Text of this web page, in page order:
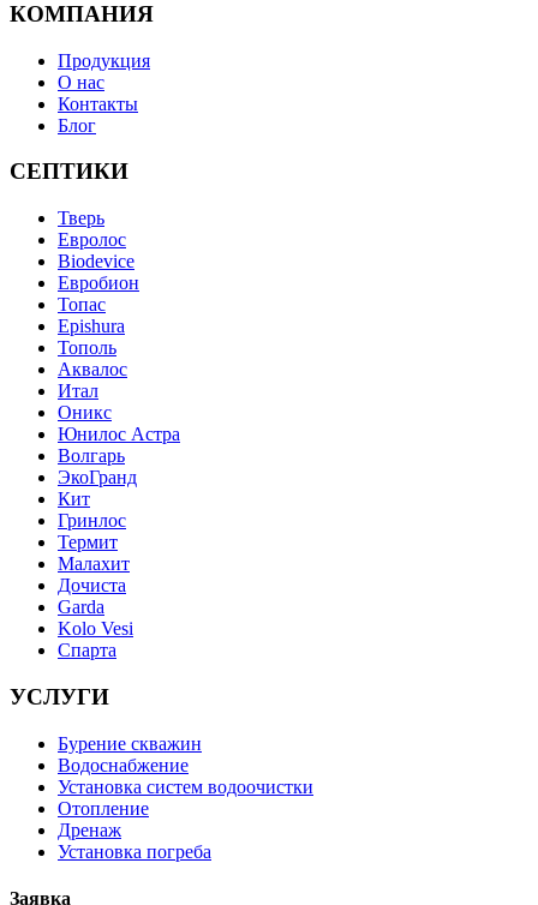
КОМПАНИЯ
Продукция
О нас
Контакты
Блог
СЕПТИКИ
Тверь
Евролос
Biodevice
Евробион
Топас
Epishura
Тополь
Аквалос
Итал
Оникс
Юнилос Астра
Волгарь
ЭкоГранд
Кит
Гринлос
Термит
Малахит
Дочиста
Garda
Kolo Vesi
Спарта
УСЛУГИ
Бурение скважин
Водоснабжение
Установка систем водоочистки
Отопление
Дренаж
Установка погреба
Заявка